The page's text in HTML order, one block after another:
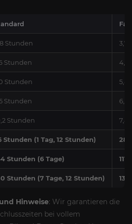
Stunden 3,7
Stunden 4,3
Stunden 5,4
Stunden 6,5
Stunden 7,8
Stunden (1 Tag, 12 Stunden) 28
Stunden (6 Tage)
Stunden (7 Tage, 12 Stunden)
Hinweise: Wir garantieren die
bei vollem